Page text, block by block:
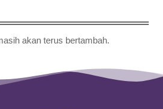
akan terus bertambah.